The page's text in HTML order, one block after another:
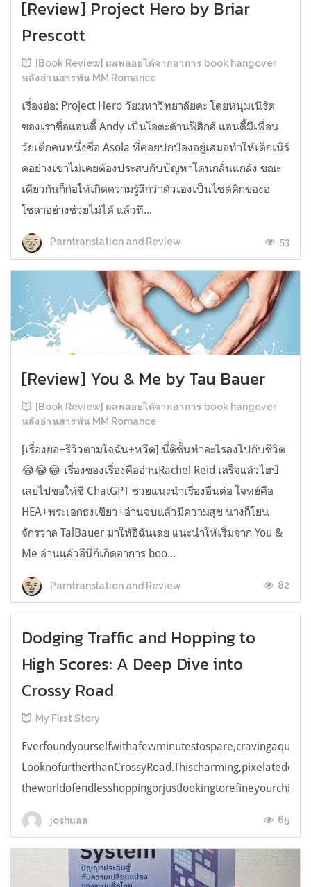
[Review] Project Hero by Briar
Prescott
[Book Review] ผลพลอยได้จากอาการ book hangover
หลังอ่านสารพัน MM Romance
เรื่องย่อ: Project Hero วัยมหาวิทยาลัยค่ะ โดยหนุ่มเนิร์ด
ของเราชื่อแอนดี้ Andy เป็นโอตะด้านฟิสิกส์ แอนดี้มีเพื่อน
วัยเด็กคนหนึ่งชื่อ Asola ที่คอยปกป้องอยู่เสมอทำให้เด็กเนิร์
ดอย่างเขาไม่เคยต้องประสบกับปัญหาโดนกลั่นแกล้ง ขณะ
เดียวกันก็ก่อให้เกิดความรู้สึกว่าตัวเองเป็นไซด์คิกของอ
โซลาอย่างช่วยไม่ได้ แล้วที...
Parntranslation and Review 53
[Review] You & Me by Tau Bauer
[Book Review] ผลพลอยได้จากอาการ book hangover
หลังอ่านสารพัน MM Romance
[เรื่องย่อ+รีวิวตามใจฉัน+หวีด] นี่ดิชั้นทำอะไรลงไปกับชีวิต
😂😂😂 เรื่องของเรื่องคืออ่านRachel Reid เสร็จแล้วไฮป์
เลยไปขอให้ชี ChatGPT ช่วยแนะนำเรื่องอื่นต่อ โจทย์คือ
HEA+พระเอกธงเขียว+อ่านจบแล้วมีความสุข นางก็โยน
จักรวาล TalBauer มาให้อิฉันเลย แนะนำให้เริ่มจาก You &
Me อ่านแล้วอีนี่ก็เกิดอาการ boo...
Parntranslation and Review 82
Dodging Traffic and Hopping to
High Scores: A Deep Dive into
Crossy Road
My First Story
joshuaa 65